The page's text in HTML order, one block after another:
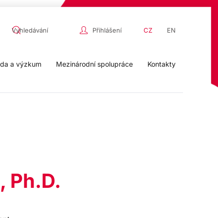
Přihlášení CZ EN
a výzkum Mezinárodní spolupráce Kontakty
Ph.D.